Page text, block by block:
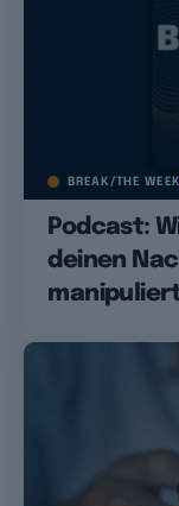
BREAK/THE
Podcast:
deinen